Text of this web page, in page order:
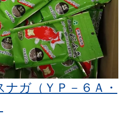
ガ（ＹＰ－６Ａ・